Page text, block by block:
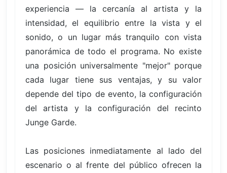
experiencia — la cercanía al artista y la
intensidad, el equilibrio entre la vista y el
sonido, o un lugar más tranquilo con vista
panorámica de todo el programa. No existe
una posición universalmente "mejor" porque
cada lugar tiene sus ventajas, y su valor
depende del tipo de evento, la configuración
del artista y la configuración del recinto
Junge Garde.
Las posiciones inmediatamente al lado del
escenario o al frente del público ofrecen la